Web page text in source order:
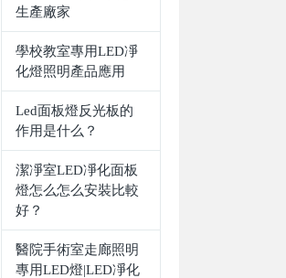
生產廠家
學校教室專用LED凈
化燈照明產品應用
Led面板燈反光板的
作用是什么？
潔凈室LED凈化面板
燈怎么怎么安裝比較
好？
醫院手術室走廊照明
專用LED燈|LED凈化